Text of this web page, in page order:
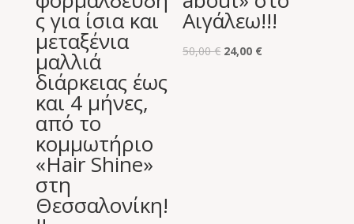
ς για ίσια και
μεταξένια
μαλλιά
διάρκειας έως
και 4 μήνες,
από το
κομμωτήριο
«Hair Shine»
στη
Θεσσαλονίκη!
Αιγάλεω!!!
50,00€ Original
24,00 €